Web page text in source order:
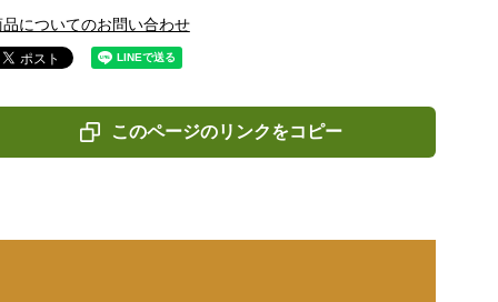
品についてのお問い合わせ
このページのリンクをコピー